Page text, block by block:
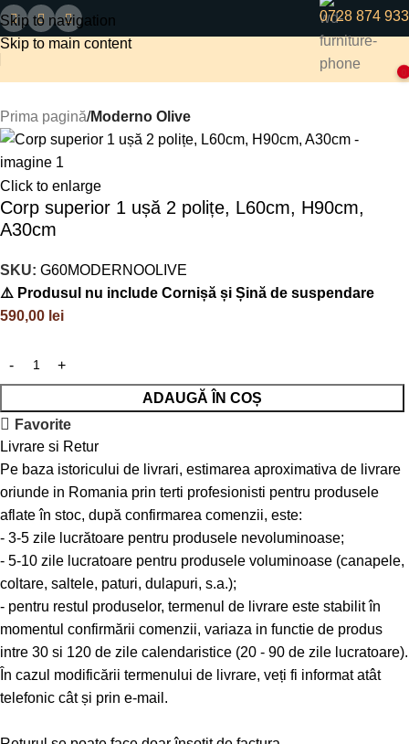
Skip to navigation
Skip to main content
0728 874 933
0
Prima pagină Moderno Olive
Click to enlarge
Corp superior 1 ușă 2 polițe, L60cm, H90cm,
A30cm
SKU: G60MODERNOOLIVE
⚠️ Produsul nu include Cornișă și Șină de suspendare
590,00 lei
ADAUGĂ ÎN COȘ
Favorite
Livrare si Retur
Pe baza istoricului de livrari, estimarea aproximativa de livrare
oriunde in Romania prin terti profesionisti pentru produsele
aflate în stoc, după confirmarea comenzii, este:
- 3-5 zile lucrătoare pentru produsele nevoluminoase;
- 5-10 zile lucratoare pentru produsele voluminoase (canapele,
coltare, saltele, paturi, dulapuri, s.a.);
- pentru restul produselor, termenul de livrare este stabilit în
momentul confirmării comenzii, variaza in functie de produs
intre 30 si 120 de zile calendaristice (20 - 90 de zile lucratoare).
În cazul modificării termenului de livrare, veți fi informat atât
telefonic cât și prin e-mail.